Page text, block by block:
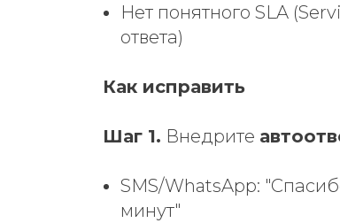
Нет понятного SLA
ответа)
Как исправить
Шаг 1. Внедрите
SMS/WhatsApp:
минут"